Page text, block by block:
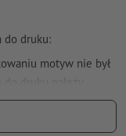
do druku:
motyw nie był